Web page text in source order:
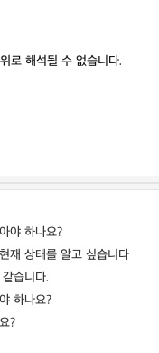
로 해석될 수 없습니다.
야 하나요?
재 상태를 알고 싶습니다
습니다.
하나요?
?